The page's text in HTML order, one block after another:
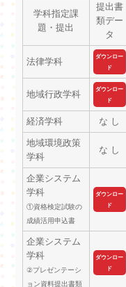
学科指定課
題・提出
提出書
類デー
タ
法律学科
ダウンロー
ド
地域行政学科
ダウンロー
ド
経済学科 な し
地域環境政策
学科
な し
企業システム
学科
①資格検定試験の
成績活用申込書
ダウンロー
ド
企業システム
学科
②プレゼンテーシ
ョン資料提出書類
ダウンロー
ド